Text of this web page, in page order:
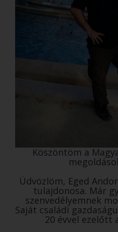
Köszöntöm a
Üdvözlöm, Eged
tulajdonosa. Már
szenvedélyemnek
Saját családi
20 évvel ezelőtt